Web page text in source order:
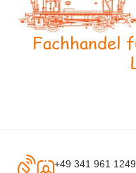
Fachhandel
+49 341 961 1249